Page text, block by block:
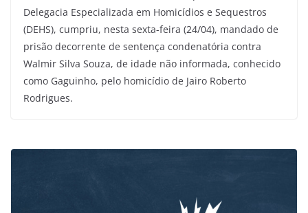
Delegacia Especializada em Homicídios e Sequestros
(DEHS), cumpriu, nesta sexta-feira (24/04), mandado de
prisão decorrente de sentença condenatória contra
Walmir Silva Souza, de idade não informada, conhecido
como Gaguinho, pelo homicídio de Jairo Roberto
Rodrigues.